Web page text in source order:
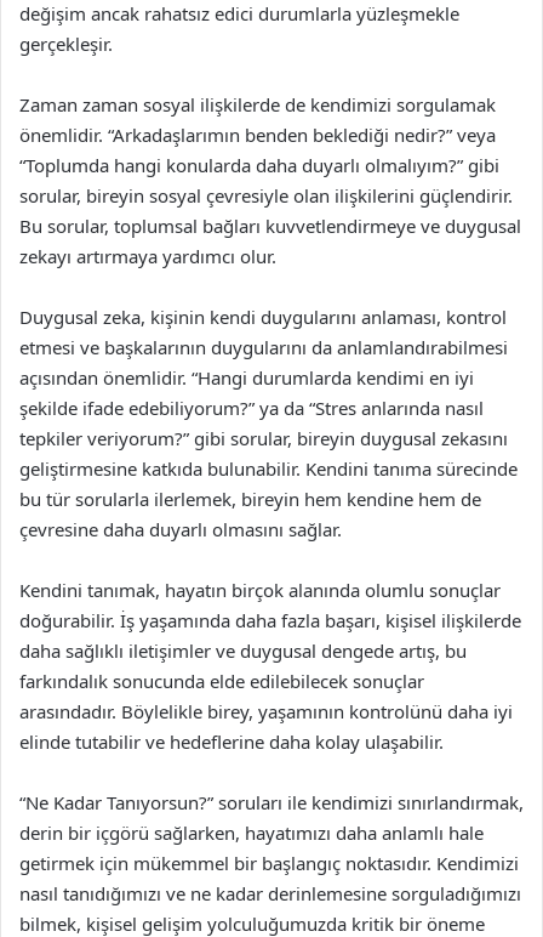
değişim ancak rahatsız edici durumlarla yüzleşmekle
gerçekleşir.
Zaman zaman sosyal ilişkilerde de kendimizi sorgulamak
önemlidir. “Arkadaşlarımın benden beklediği nedir?” veya
“Toplumda hangi konularda daha duyarlı olmalıyım?” gibi
sorular, bireyin sosyal çevresiyle olan ilişkilerini güçlendirir.
Bu sorular, toplumsal bağları kuvvetlendirmeye ve duygusal
zekayı artırmaya yardımcı olur.
Duygusal zeka, kişinin kendi duygularını anlaması, kontrol
etmesi ve başkalarının duygularını da anlamlandırabilmesi
açısından önemlidir. “Hangi durumlarda kendimi en iyi
şekilde ifade edebiliyorum?” ya da “Stres anlarında nasıl
tepkiler veriyorum?” gibi sorular, bireyin duygusal zekasını
geliştirmesine katkıda bulunabilir. Kendini tanıma sürecinde
bu tür sorularla ilerlemek, bireyin hem kendine hem de
çevresine daha duyarlı olmasını sağlar.
Kendini tanımak, hayatın birçok alanında olumlu sonuçlar
doğurabilir. İş yaşamında daha fazla başarı, kişisel ilişkilerde
daha sağlıklı iletişimler ve duygusal dengede artış, bu
farkındalık sonucunda elde edilebilecek sonuçlar
arasındadır. Böylelikle birey, yaşamının kontrolünü daha iyi
elinde tutabilir ve hedeflerine daha kolay ulaşabilir.
“Ne Kadar Tanıyorsun?” soruları ile kendimizi sınırlandırmak,
derin bir içgörü sağlarken, hayatımızı daha anlamlı hale
getirmek için mükemmel bir başlangıç noktasıdır. Kendimizi
nasıl tanıdığımızı ve ne kadar derinlemesine sorguladığımızı
bilmek, kişisel gelişim yolculuğumuzda kritik bir öneme